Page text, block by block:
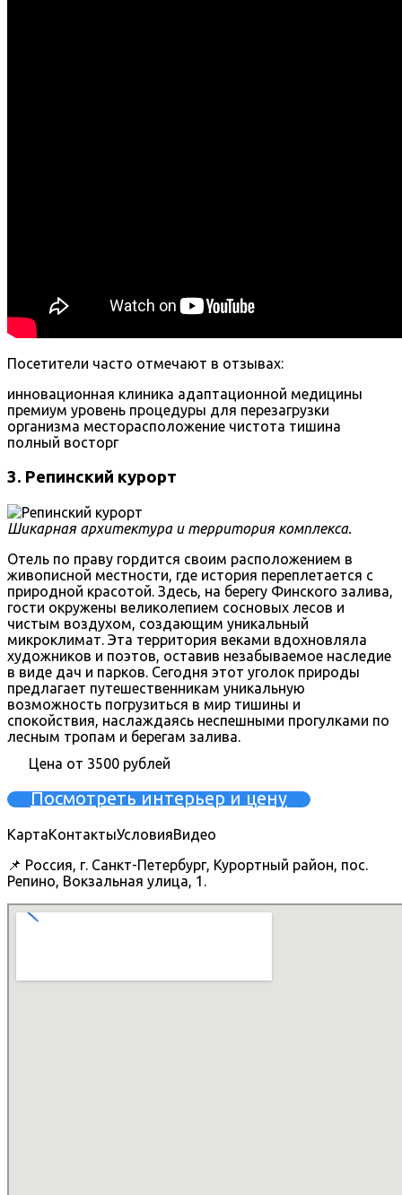
Посетители часто отмечают в отзывах:
инновационная клиника адаптационной медицины
премиум уровень процедуры для перезагрузки
организма месторасположение чистота тишина
полный восторг
3. Репинский курорт
Шикарная архитектура и территория комплекса.
Отель по праву гордится своим расположением в
живописной местности, где история переплетается с
природной красотой. Здесь, на берегу Финского залива,
гости окружены великолепием сосновых лесов и
чистым воздухом, создающим уникальный
микроклимат. Эта территория веками вдохновляла
художников и поэтов, оставив незабываемое наследие
в виде дач и парков. Сегодня этот уголок природы
предлагает путешественникам уникальную
возможность погрузиться в мир тишины и
спокойствия, наслаждаясь неспешными прогулками по
лесным тропам и берегам залива.
Цена от 3500 рублей
Посмотреть интерьер и цену
КартаКонтактыУсловияВидео
📌 Россия, г. Санкт-Петербург, Курортный район, пос.
Репино, Вокзальная улица, 1.